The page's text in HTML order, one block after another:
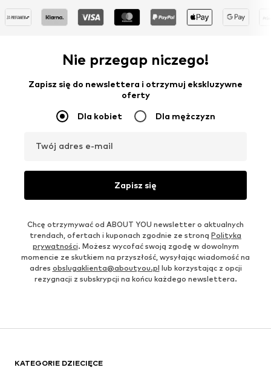
Nie przegap niczego!
Zapisz się do newslettera i otrzymuj ekskluzywne
oferty
Dla kobiet Dla mężczyzn
Twój adres e-mail
Zapisz się
Chcę otrzymywać od ABOUT YOU newsletter o aktualnych
trendach, ofertach i kuponach zgodnie ze stroną Polityka
prywatności. Możesz wycofać swoją zgodę w dowolnym
momencie ze skutkiem na przyszłość, wysyłając wiadomość na
adres obslugaklienta@aboutyou.pl lub korzystając z opcji
rezygnacji z subskrypcji na końcu każdego newslettera.
KATEGORIE DZIECIĘCE